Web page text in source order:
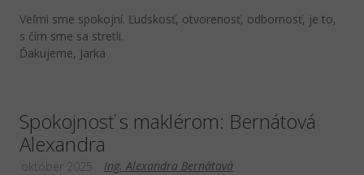
Veľmi sme spokojní. Ľudskosť, otvorenosť, odbornosť, je to,
s čím sme sa stretli.
Ďakujeme, Jarka
Spokojnosť s maklérom: Bernátová
Alexandra
Ing. Alexandra Bernátová
október 2025